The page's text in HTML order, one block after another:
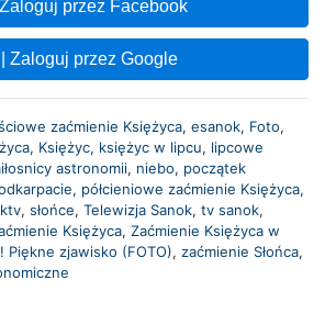
Zaloguj przez Facebook
Zaloguj przez Google
zaćmienie Księżyca, esanok, Foto,
, Księżyc, księżyc w lipcu, lipcowe
astronomii, niebo, początek
, półcieniowe zaćmienie Księżyca,
, słońce, Telewizja Sanok, tv sanok,
Księżyca, Zaćmienie Księżyca w
Piękne zjawisko (FOTO), zaćmienie Słońca,